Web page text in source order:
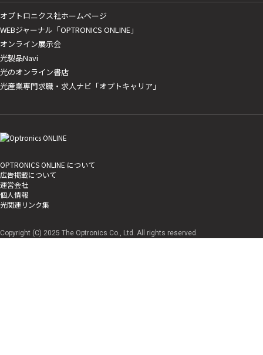
オプトロニクス社ホームページ
WEBジャーナル「OPTRONICS ONLINE」
オンライン展示会
光製品Navi
光のオンライン書店
光産業専門求職・求人ナビ「オプトキャリア」
OPTRONICS ONLINE について
広告掲載について
運営会社
個人情報
光関連リンク集
Copyright (C) 2025 The Optronics Co., Ltd. All rights reserved.